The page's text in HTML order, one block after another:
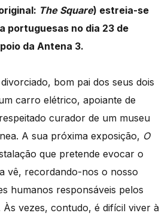
The Square) estreia-se
portuguesas no dia 23 de
da Antena 3.
bom pai dos seus dois
carro elétrico, apoiante de
curador de um museu
A sua próxima exposição, O
que pretende evocar o
vê, recordando-nos o nosso
humanos responsáveis pelos
Às vezes, contudo, é difícil viver à